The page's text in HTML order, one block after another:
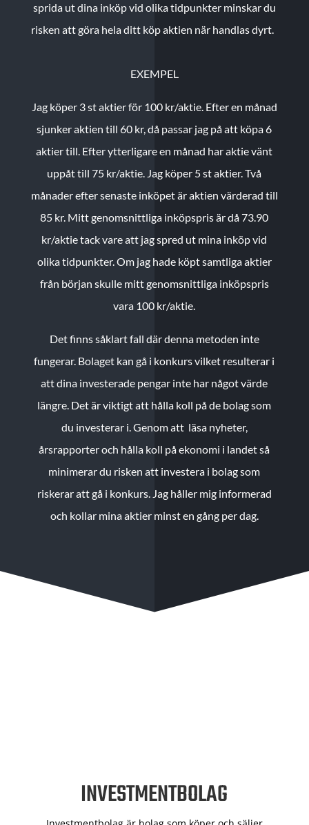
sprida ut dina inköp vid olika tidpunkter minskar du
risken att göra hela ditt köp aktien när handlas dyrt.
EXEMPEL
Jag köper 3 st aktier för 100 kr/aktie. Efter en månad
sjunker aktien till 60 kr, då passar jag på att köpa 6
aktier till. Efter ytterligare en månad har aktie vänt
uppåt till 75 kr/aktie. Jag köper 5 st aktier.Två
månader efter senaste inköpet är aktien värderad till
85 kr. Mitt genomsnittliga inköpspris är då 73.90
kr/aktie tack vare att jag spred ut mina inköp vid
olika tidpunkter. Om jag hade köpt samtliga aktier
från början skulle mitt genomsnittliga inköpspris
vara 100 kr/aktie.
Det finns såklart fall där denna metoden inte
fungerar. Bolaget kan gå i konkurs vilket resulterar i
att dina investerade pengar inte har något värde
längre. Det är viktigt att hålla koll på de bolag som
du investerar i. Genom att läsa nyheter,
årsrapporter och hålla koll på ekonomi i landet så
minimerar du risken att investera i bolag som
riskerar att gå i konkurs. Jag håller mig informerad
och kollar mina aktier minst en gång per dag.
INVESTMENTBOLAG